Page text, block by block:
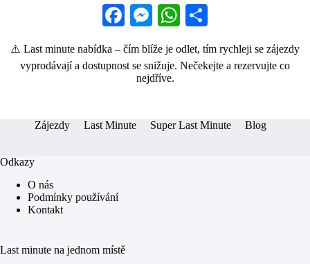
Fa
ce
bo
ok
M
es
se
ng
W
ts
ha
re
⚠️ Last minute nabídka – čím blíže je odlet, tím rychleji se zájezdy
vyprodávají a dostupnost se snižuje. Nečekejte a rezervujte co
nejdříve.
Zájezdy Last Minute Super Last Minute Blog
Odkazy
O nás
Podmínky používání
Kontakt
Last minute na jednom místě